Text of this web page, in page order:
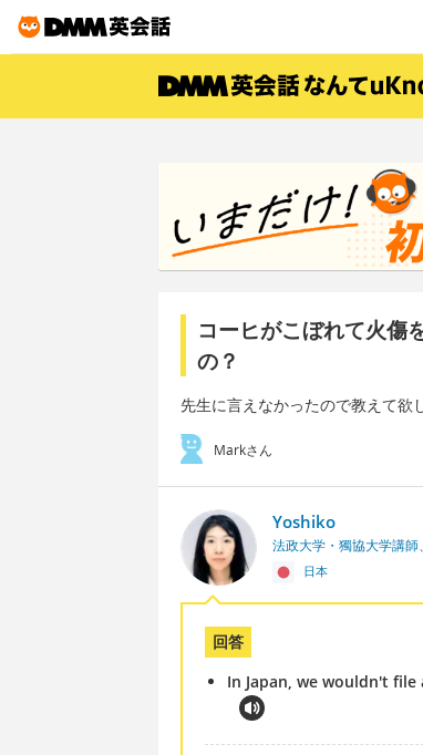
コーヒがこぼれて火傷
の？
先生に言えなかったので教えて欲
Markさん
Yoshiko
法政大学・獨協大学講
日本
回答
In Japan, we wouldn't